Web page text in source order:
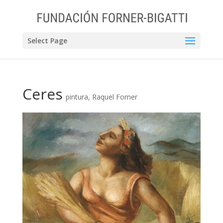
Select Page
Ceres pintura, Raquel Forner